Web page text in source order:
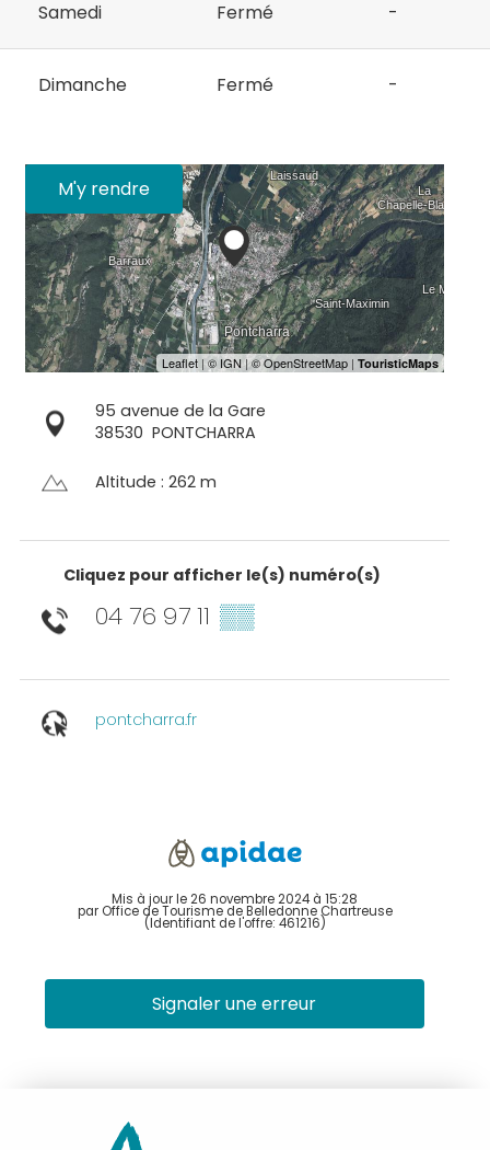
Samedi Fermé -
Dimanche Fermé -
M'y rendre
95 avenue de la Gare
38530 PONTCHARRA
Altitude : 262 m
Cliquez pour afficher le(s) numéro(s)
04 76 97 11 ▒▒
pontcharra.fr
Mis à jour le 26 novembre 2024 à 15:28
par Office de Tourisme de Belledonne Chartreuse
(Identifiant de l'offre: 461216)
Signaler une erreur